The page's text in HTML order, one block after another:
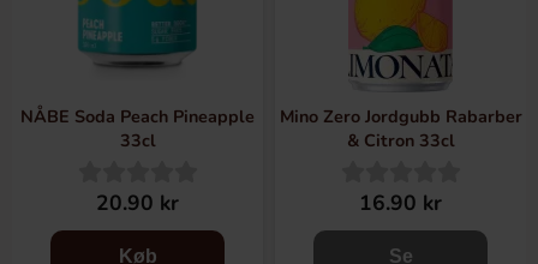
NÅBE Soda Peach Pineapple
33cl
20.90 kr
Køb
Mino Zero Jordgubb Rabarber
& Citron 33cl
16.90 kr
Se